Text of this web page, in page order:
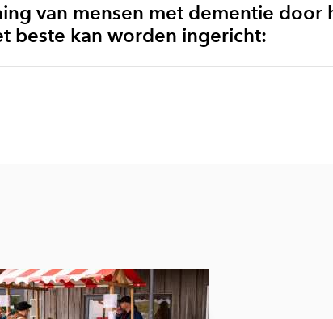
van mensen met dementie door
beste kan worden ingericht: